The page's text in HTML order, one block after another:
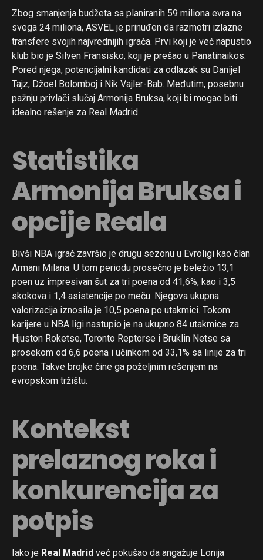
Zbog smanjenja budžeta sa planiranih 59 miliona evra na
svega 24 miliona, ASVEL je prinuđen da razmotri izlazne
transfere svojih najvrednijih igrača. Prvi koji je već napustio
klub bio je Silven Fransisko, koji je prešao u Panatinaikos.
Pored njega, potencijalni kandidati za odlazak su Danijel
Tajz, Džoel Bolomboj i Nik Vajler-Bab. Međutim, posebnu
pažnju privlači slučaj Armonija Bruksa, koji bi mogao biti
idealno rešenje za Real Madrid.
Statistika
Armonija Bruksa i
opcije Reala
Bivši NBA igrač završio je drugu sezonu u Evroligi kao član
Armani Milana. U tom periodu prosečno je beležio 13,1
poen uz impresivan šut za tri poena od 41,6%, kao i 3,5
skokova i 1,4 asistencije po meču. Njegova ukupna
valorizacija iznosila je 10,5 poena po utakmici. Tokom
karijere u NBA ligi nastupio je na ukupno 84 utakmice za
Hjuston Roketse, Toronto Reptorse i Bruklin Netse sa
prosekom od 6,6 poena i učinkom od 33,1% sa linije za tri
poena. Takve brojke čine ga poželjnim rešenjem na
evropskom tržištu.
Kontekst
prelaznog roka i
konkurencija za
potpis
Iako je Real Madrid već pokušao da angažuje Lonija